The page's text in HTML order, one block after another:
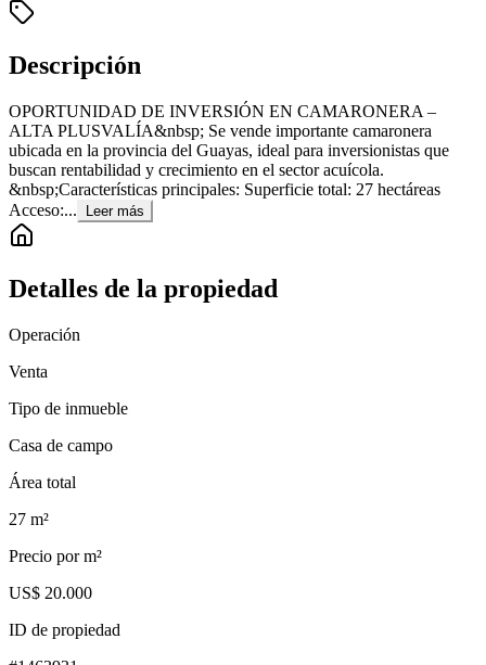
Descripción
OPORTUNIDAD DE INVERSIÓN EN CAMARONERA –
ALTA PLUSVALÍA&nbsp; Se vende importante camaronera
ubicada en la provincia del Guayas, ideal para inversionistas que
buscan rentabilidad y crecimiento en el sector acuícola.
&nbsp;Características principales: Superficie total: 27 hectáreas
Acceso:...
Leer más
Detalles de la propiedad
Operación
Venta
Tipo de inmueble
Casa de campo
Área total
27 m²
Precio por m²
US$ 20.000
ID de propiedad